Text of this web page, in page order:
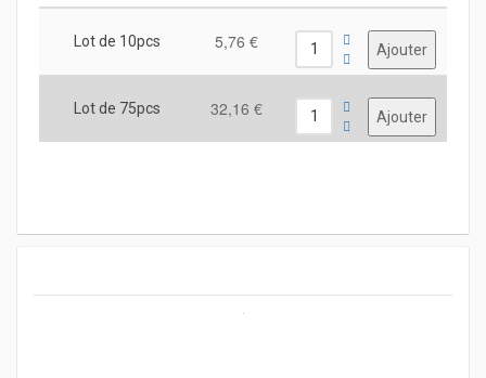
Lot de 10pcs 5,76 €
Lot de 75pcs 32,16 €